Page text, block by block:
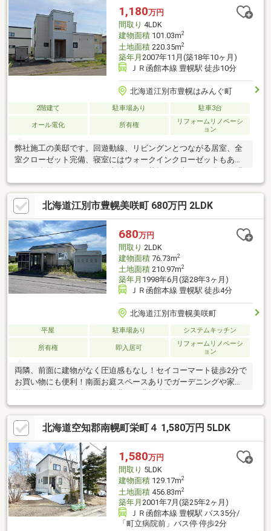
機をおいても快適な広さ〇追い焚き機能付きユニットバス〇洗面
台は玄関からアクセス可能、シューズクロークあり〇吹き抜けが
あり、陽当たり良好〇トイレは2カ所〇玄関はゆとりの広さ
1,180万円
間取り 4LDK
建物面積101.03m2
土地面積220.35m2
築年月 2007年11月(築18年10ヶ月)
ＪＲ函館本線 豊幌駅 徒歩10分
北海道江別市豊幌はみんぐ町
2階建て 駐車場あり 駐車3台
オール電化 所有権
リフォームリノベーシ
ョン
弊社施工の美邸です。回遊動線、リビングンとつながる居室、全
室クローゼット完備、寝室にはウォークインクローゼットもあり
幌駅より４１分で行けます。
北海道江別市豊幌美咲町 680万円 2LDK
680万円
間取り 2LDK
建物面積76.73m2
土地面積210.97m2
築年月 1998年6月(築28年3ヶ月)
ＪＲ函館本線 豊幌駅 徒歩4分
北海道江別市豊幌美咲町
平屋 駐車場あり システムキッチン
所有権 即入居可
リフォームリノベーシ
ョン
両隣、前面に建物がなく圧迫感もなし！セイコーマート徒歩2分で
お買い物にも便利！南面お庭スペースありでガーデニングや家庭
と新生活を！
北海道空知郡南幌町栄町４ 1,580万円 5LDK
1,580万円
間取り 5LDK
建物面積129.17m2
土地面積456.83m2
築年月 2001年7月(築25年2ヶ月)
ＪＲ函館本線 豊幌駅 バス35分/
「町立病院前」バス停 停歩2分